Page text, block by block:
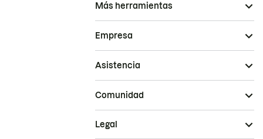
Más herramientas
Empresa
Asistencia
Comunidad
Legal